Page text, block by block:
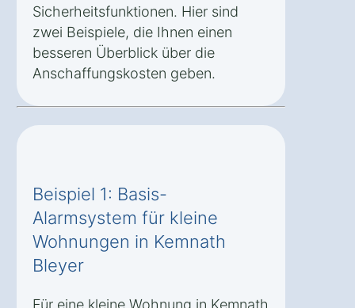
Sicherheitsfunktionen. Hier sind
zwei Beispiele, die Ihnen einen
besseren Überblick über die
Anschaffungskosten geben.
Beispiel 1: Basis-
Alarmsystem für kleine
Wohnungen in Kemnath
Bleyer
Für eine kleine Wohnung in Kemnath